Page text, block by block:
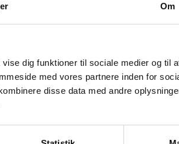
Om
dig funktioner til sociale medier og til
med vores partnere inden for
disse data med andre